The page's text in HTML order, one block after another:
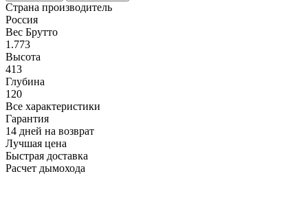
Страна производитель
Россия
Вес Брутто
1.773
Высота
413
Глубина
120
Все характеристики
Гарантия
14 дней на возврат
Лучшая цена
Быстрая доставка
Расчет дымохода